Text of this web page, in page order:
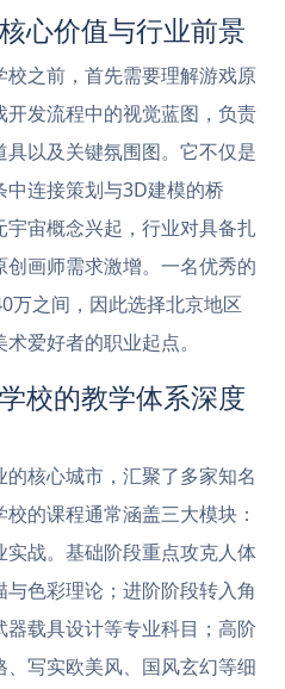
心价值与行业前景
之前，首先需要理解游戏原
发流程中的视觉蓝图，负责
以及关键氛围图。它不仅是
连接策划与3D建模的桥
宙概念兴起，行业对具备扎
画师需求激增。一名优秀的
万之间，因此选择北京地区
爱好者的职业起点。
校的教学体系深度
核心城市，汇聚了多家知名
的课程通常涵盖三大模块：
战。基础阶段重点攻克人体
色彩理论；进阶阶段转入角
载具设计等专业科目；高阶
写实欧美风、国风玄幻等细